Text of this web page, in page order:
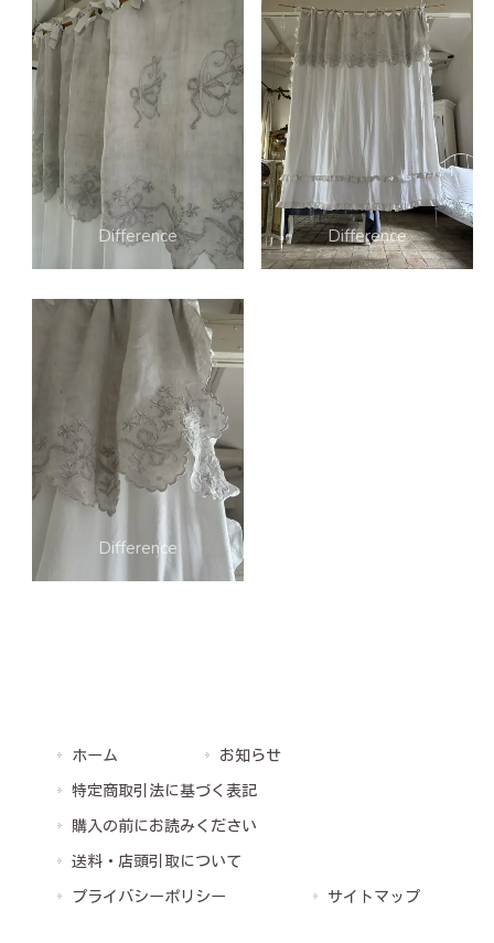
ホーム
お知らせ
特定商取引法に基づく表記
購入の前にお読みください
送料・店頭引取について
プライバシーポリシー
サイトマップ